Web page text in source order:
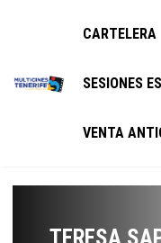
CARTELERA
SESIONES
VENTA